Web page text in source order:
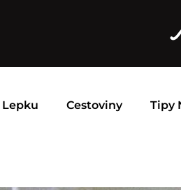
Lepku Cestoviny Tipy